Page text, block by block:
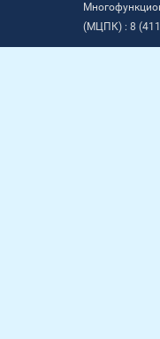
(МЦПК) : 8